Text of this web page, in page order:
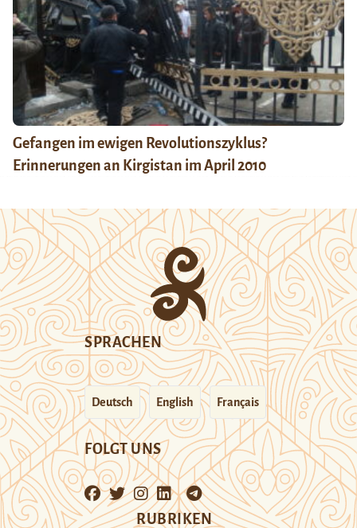
Gefangen im ewigen Revolutionszyklus?
Erinnerungen an Kirgistan im April 2010
SPRACHEN
Deutsch English Français
FOLGT UNS
RUBRIKEN